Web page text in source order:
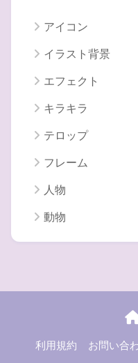
アイコン
イラスト背景
エフェクト
キラキラ
テロップ
フレーム
人物
動物
利用規約 お問い合